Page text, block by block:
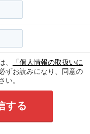
、
「個人情報の取扱いに
ずお読みになり、同意の
い。
する